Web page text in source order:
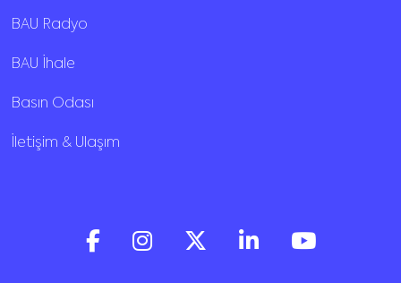
BAU Radyo
BAU İhale
Basın Odası
İletişim & Ulaşım